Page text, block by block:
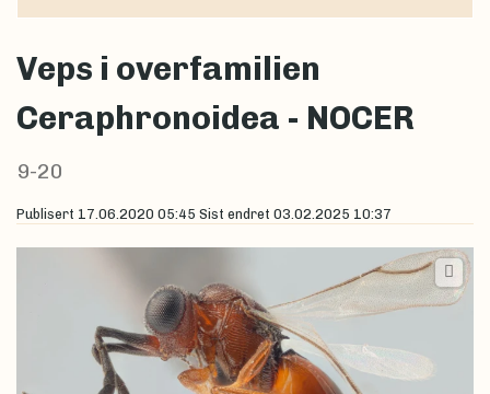
Veps i overfamilien
Ceraphronoidea - NOCER
9-20
Publisert 17.06.2020 05:45 Sist endret 03.02.2025 10:37